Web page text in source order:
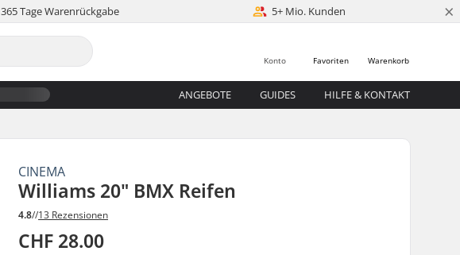
365 Tage Warenrückgabe 5+ Mio. Kunden ×
Warenkorb
Favoriten
Konto
ANGEBOTE GUIDES HILFE & KONTAKT
CINEMA
Williams 20" BMX Reifen
4.8//13 Rezensionen
CHF 28.00